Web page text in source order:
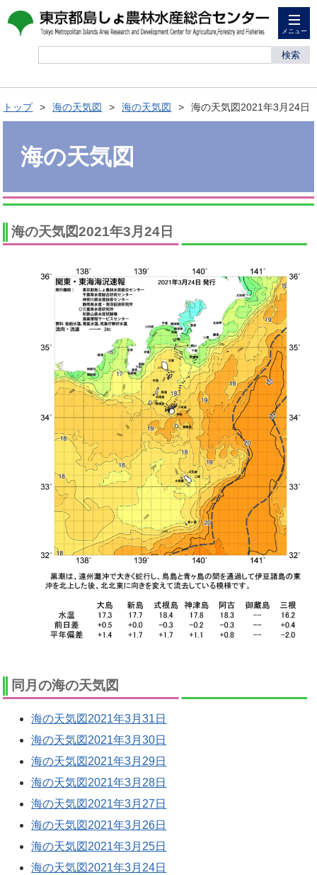
メニュー
検索
トップ 海の天気図 海の天気図 海の天気図2021年3月24日
海の天気図
海の天気図2021年3月24日
同月の海の天気図
海の天気図2021年3月31日
海の天気図2021年3月30日
海の天気図2021年3月29日
海の天気図2021年3月28日
海の天気図2021年3月27日
海の天気図2021年3月26日
海の天気図2021年3月25日
海の天気図2021年3月24日